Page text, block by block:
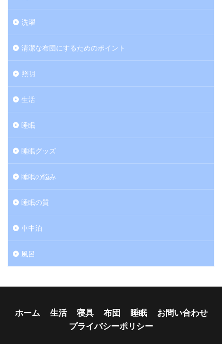
洗濯
清潔な布団にするためのポイント
照明
生活
睡眠
睡眠グッズ
睡眠の悩み
睡眠の質
車中泊
風呂
ホーム 生活 寝具 布団 睡眠
お問い合わせ
プライバシーポリシー